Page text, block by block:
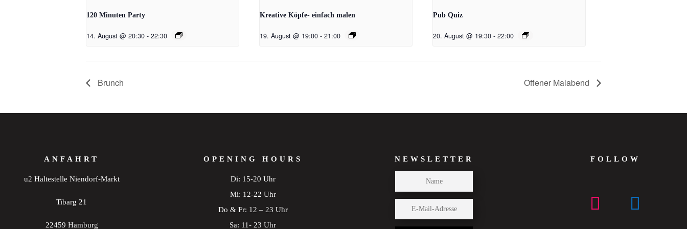
120 Minuten Party
14. August @ 20:30 - 22:30
Kreative Köpfe- einfach malen
19. August @ 19:00 - 21:00
Pub Quiz
20. August @ 19:30 - 22:00
Brunch Offener Malabend
ANFAHRT
u2 Haltestelle Niendorf-Markt
Tibarg 21
22459 Hamburg
OPENING HOURS
Di: 15-20 Uhr
Mi: 12-22 Uhr
Do & Fr: 12 – 23 Uhr
Sa: 11- 23 Uhr
NEWSLETTER FOLLOW